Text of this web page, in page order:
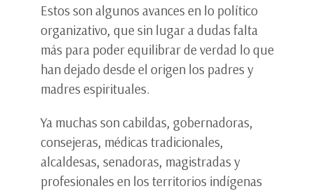
Estos son algunos avances en lo político
organizativo, que sin lugar a dudas falta
más para poder equilibrar de verdad lo que
han dejado desde el origen los padres y
madres espirituales.
Ya muchas son cabildas, gobernadoras,
consejeras, médicas tradicionales,
alcaldesas, senadoras, magistradas y
profesionales en los territorios indígenas